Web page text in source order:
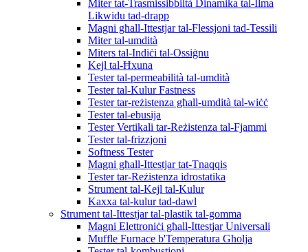
Miter tat-Trasmissibbiltà Dinamika tal-Ilma
Likwidu tad-drapp
Magni għall-Ittestjar tal-Flessjoni tad-Tessili
Miter tal-umdità
Miters tal-Indiċi tal-Ossiġnu
Kejl tal-Ħxuna
Tester tal-permeabilità tal-umdità
Tester tal-Kulur Fastness
Tester tar-reżistenza għall-umdità tal-wiċċ
Tester tal-ebusija
Tester Vertikali tar-Reżistenza tal-Fjammi
Tester tal-frizzjoni
Softness Tester
Magni għall-Ittestjar tat-Tnaqqis
Tester tar-Reżistenza idrostatika
Strument tal-Kejl tal-Kulur
Kaxxa tal-kulur tad-dawl
Strument tal-Ittestjar tal-plastik tal-gomma
Magni Elettroniċi għall-Ittestjar Universali
Muffle Furnace b'Temperatura Għolja